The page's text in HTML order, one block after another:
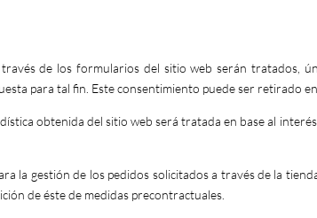
través de los formularios del sitio web serán tratados,
para tal fin. Este consentimiento puede ser retirado
obtenida del sitio web será tratada en base al
la gestión de los pedidos solicitados a través de la
de éste de medidas precontractuales.